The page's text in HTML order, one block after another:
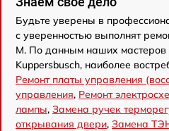
Будьте уверены в
с уверенностью выполнят
M. По данным наших мастеров
Kuppersbusch, наиболее
Ремонт платы управления
управления, Ремонт
лампы, Замена ручек
открывания двери, Замена